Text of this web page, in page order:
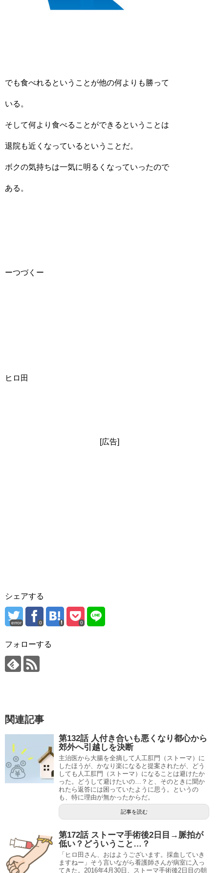
でも食べれるということが他の何よりも勝って
いる。
そして何より食べることができるということは
退院も近くなっているということだ。
ボクの気持ちは一気に明るくなっていったので
ある。
ーつづくー
ヒロ田
[広告]
シェアする
error 0 0
フォローする
関連記事
第132話 人付き合いも悪くなり都心から
郊外へ引越しを決断
主治医から大腸を全摘して人工肛門（ストーマ）に
したほうが、かなり楽になると提案されたが、どう
しても人工肛門（ストーマ）になることは避けたか
った。どうして避けたいの…？と、そのときに聞か
れたら返答には困っていたように思う。というの
も、特に理由が無かったからだ。
記事を読む
第172話 ストーマ手術後2日目→脈拍が
低い？どういうこと…？
「ヒロ田さん、おはようございます。採血していき
ますねー」そう言いながら看護師さんが病室に入っ
てきた。2016年4月30日、ストーマ手術後2日目の朝